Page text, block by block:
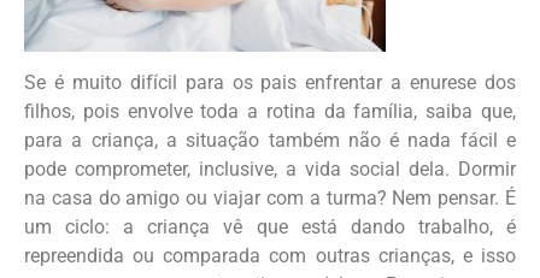
Se é muito difícil para os pais enfrentar a enurese dos
filhos, pois envolve toda a rotina da família, saiba que,
para a criança, a situação também não é nada fácil e
pode comprometer, inclusive, a vida social dela. Dormir
na casa do amigo ou viajar com a turma? Nem pensar. É
um ciclo: a criança vê que está dando trabalho, é
repreendida ou comparada com outras crianças, e isso